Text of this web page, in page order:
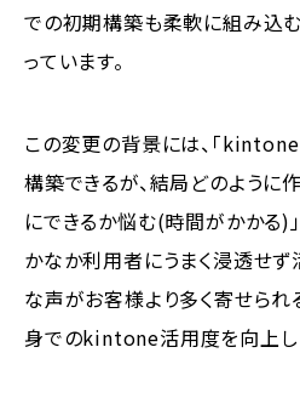
での初期構築も柔軟に組み込
っています。
この変更の背景には、「
構築できるが、結局どのように
にできるか悩む(時間がかかる)
かなか利用者にうまく浸透せず
な声がお客様より多く寄せられ
身でのkintone活用度を向上し